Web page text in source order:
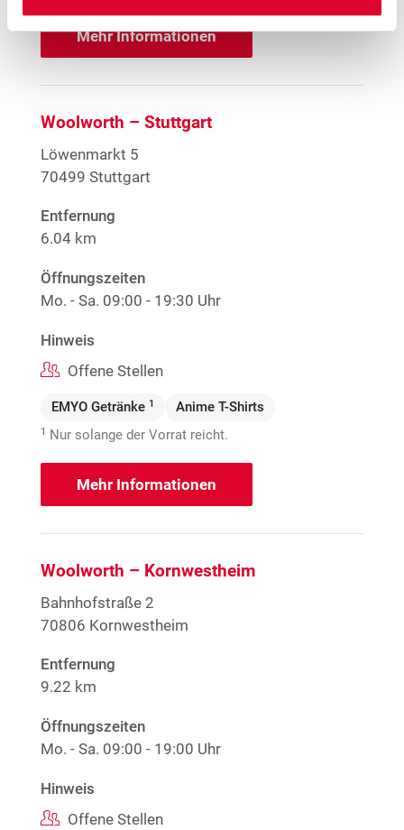
Mehr Informationen
Woolworth – Stuttgart
Löwenmarkt 5
70499 Stuttgart
Entfernung
6.04 km
Öffnungszeiten
Mo. - Sa. 09:00 - 19:30 Uhr
Hinweis
Offene Stellen
EMYO Getränke 1 Anime T-Shirts
1 Nur solange der Vorrat reicht.
Mehr Informationen
Woolworth – Kornwestheim
Bahnhofstraße 2
70806 Kornwestheim
Entfernung
9.22 km
Öffnungszeiten
Mo. - Sa. 09:00 - 19:00 Uhr
Hinweis
Offene Stellen